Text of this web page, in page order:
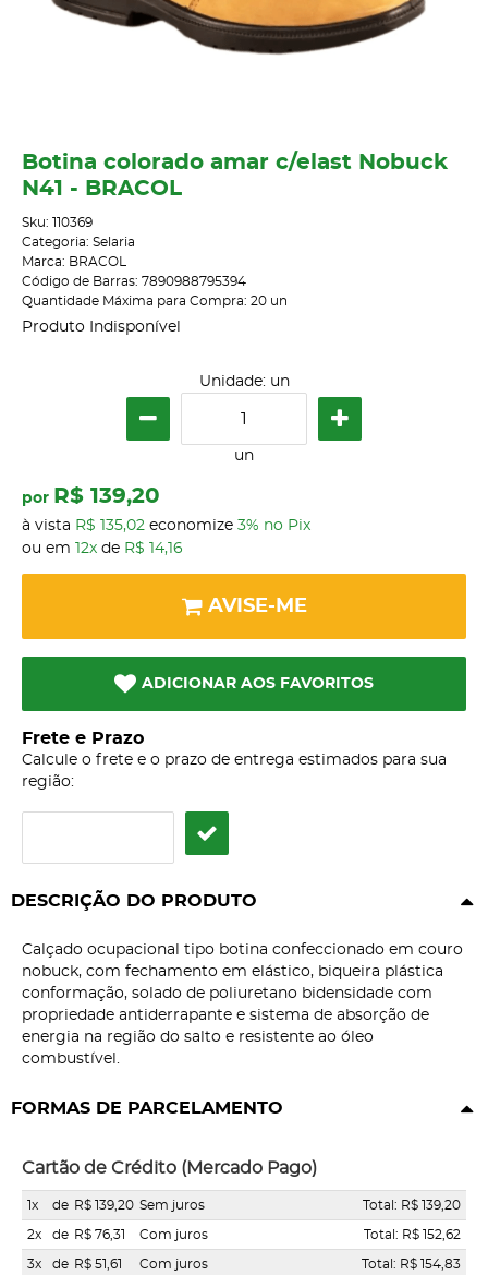
Botina colorado amar c/elast Nobuck
N41 - BRACOL
Sku: 110369
Categoria: Selaria
Marca: BRACOL
Código de Barras: 7890988795394
Quantidade Máxima para Compra: 20 un
Produto Indisponível
Unidade: un
un
por R$ 139,20
à vista R$ 135,02 economize 3% no Pix
ou em
12x de R$ 14,16
AVISE-ME
ADICIONAR AOS FAVORITOS
Frete e Prazo
Calcule o frete e o prazo de entrega estimados para sua
região:
DESCRIÇÃO DO PRODUTO
Calçado ocupacional tipo botina confeccionado em couro
nobuck, com fechamento em elástico, biqueira plástica
conformação, solado de poliuretano bidensidade com
propriedade antiderrapante e sistema de absorção de
energia na região do salto e resistente ao óleo
combustível.
FORMAS DE PARCELAMENTO
Cartão de Crédito (Mercado Pago)
1x de R$ 139,20 Sem juros Total: R$ 139,20
2x de R$ 76,31 Com juros Total: R$ 152,62
3x de R$ 51,61 Com juros Total: R$ 154,83